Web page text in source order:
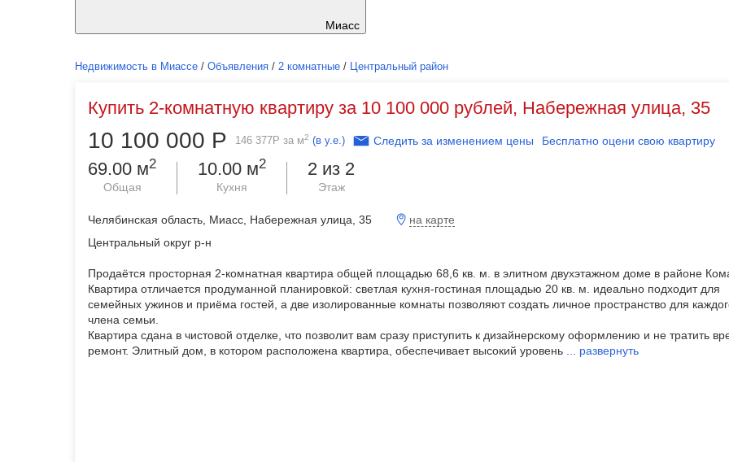
Миасс
Недвижимость в Миассе / Объявления / 2 комнатные / Центральный район
Купить 2-комнатную квартиру за 10 100 000 рублей, Набережная улица, 35
10 100 000 Р 146 377Р за м2 (в у.е.) Следить за изменением цены Бесплатно оцени свою квартиру
69.00 м2
Общая
10.00 м2
Кухня
2 из 2
Этаж
Челябинская область, Миасс, Набережная улица, 35
на карте
Центральный округ р-н
Продаётся просторная 2-комнатная квартира общей площадью 68,6 кв. м. в элитном двухэтажном доме в районе
Квартира отличается продуманной планировкой: светлая кухня-гостиная площадью 20 кв. м. идеально подходит для
семейных ужинов и приёма гостей, а две изолированные комнаты позволяют создать личное пространство для
члена семьи.
Квартира сдана в чистовой отделке, что позволит вам сразу приступить к дизайнерскому оформлению и не тратить
ремонт. Элитный дом, в котором расположена квартира, обеспечивает высокий уровень
развернуть